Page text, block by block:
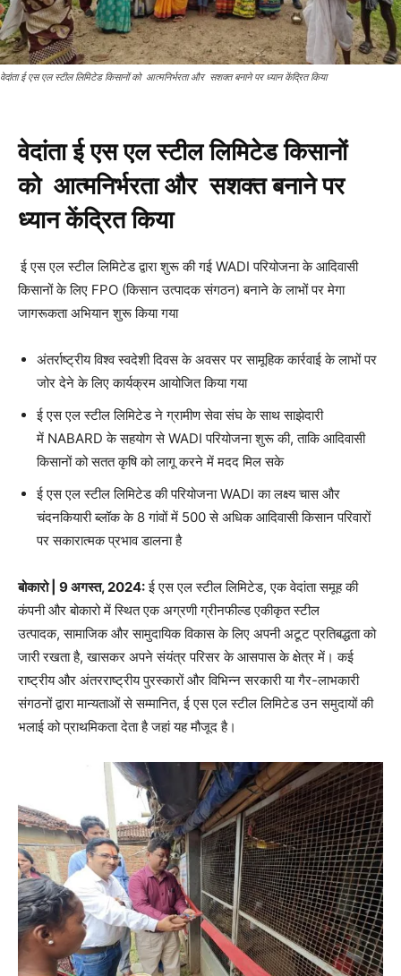
वेदांता ई एस एल स्टील लिमिटेड किसानों को आत्मनिर्भरता और सशक्त बनाने पर ध्यान केंद्रित किया
वेदांता ई एस एल स्टील लिमिटेड किसानों
को आत्मनिर्भरता और सशक्त बनाने पर
ध्यान केंद्रित किया
ई एस एल स्टील लिमिटेड द्वारा शुरू की गई WADI परियोजना के आदिवासी
किसानों के लिए FPO (किसान उत्पादक संगठन) बनाने के लाभों पर मेगा
जागरूकता अभियान शुरू किया गया
अंतर्राष्ट्रीय विश्व स्वदेशी दिवस के अवसर पर सामूहिक कार्रवाई के लाभों पर
जोर देने के लिए कार्यक्रम आयोजित किया गया
ई एस एल स्टील लिमिटेड ने ग्रामीण सेवा संघ के साथ साझेदारी
में NABARD के सहयोग से WADI परियोजना शुरू की, ताकि आदिवासी
किसानों को सतत कृषि को लागू करने में मदद मिल सके
ई एस एल स्टील लिमिटेड की परियोजना WADI का लक्ष्य चास और
चंदनकियारी ब्लॉक के 8 गांवों में 500 से अधिक आदिवासी किसान परिवारों
पर सकारात्मक प्रभाव डालना है
बोकारो | 9अगस्त, 2024:ई एस एल स्टील लिमिटेड, एक वेदांता समूह की
कंपनी और बोकारो में स्थित एक अग्रणी ग्रीनफील्ड एकीकृत स्टील
उत्पादक, सामाजिक और सामुदायिक विकास के लिए अपनी अटूट प्रतिबद्धता को
जारी रखता है, खासकर अपने संयंत्र परिसर के आसपास के क्षेत्र में। कई
राष्ट्रीय और अंतरराष्ट्रीय पुरस्कारों और विभिन्न सरकारी या गैर-लाभकारी
संगठनों द्वारा मान्यताओं से सम्मानित, ई एस एल स्टील लिमिटेड उन समुदायों की
भलाई को प्राथमिकता देता है जहां यह मौजूद है।